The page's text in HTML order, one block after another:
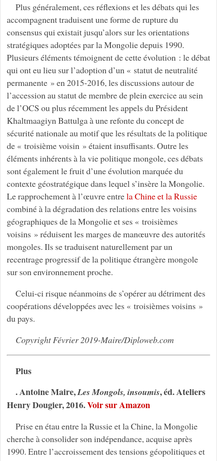
Plus généralement, ces réflexions et les débats qui les
accompagnent traduisent une forme de rupture du
consensus qui existait jusqu’alors sur les orientations
stratégiques adoptées par la Mongolie depuis 1990.
Plusieurs éléments témoignent de cette évolution : le débat
qui ont eu lieu sur l’adoption d’un « statut de neutralité
permanente » en 2015-2016, les discussions autour de
l’accession au statut de membre de plein exercice au sein
de l’OCS ou plus récemment les appels du Président
Khaltmaagiyn Battulga à une refonte du concept de
sécurité nationale au motif que les résultats de la politique
de « troisième voisin » étaient insuffisants. Outre les
éléments inhérents à la vie politique mongole, ces débats
sont également le fruit d’une évolution marquée du
contexte géostratégique dans lequel s’insère la Mongolie.
Le rapprochement à l’œuvre entrela Chine et la Russie
combiné à la dégradation des relations entre les voisins
géographiques de la Mongolie et ses « troisièmes
voisins » réduisent les marges de manœuvre des autorités
mongoles. Ils se traduisent naturellement par un
recentrage progressif de la politique étrangère mongole
sur son environnement proche.
Celui-ci risque néanmoins de s’opérer au détriment des
coopérations développées avec les « troisièmes voisins »
du pays.
Copyright Février 2019-Maire/Diploweb.com
Plus
. Antoine Maire,Les Mongols, insoumis, éd. Ateliers
Henry Dougier, 2016.Voir sur Amazon
Prise en étau entre la Russie et la Chine, la Mongolie
cherche à consolider son indépendance, acquise après
1990. Entre l’accroissement des tensions géopolitiques et